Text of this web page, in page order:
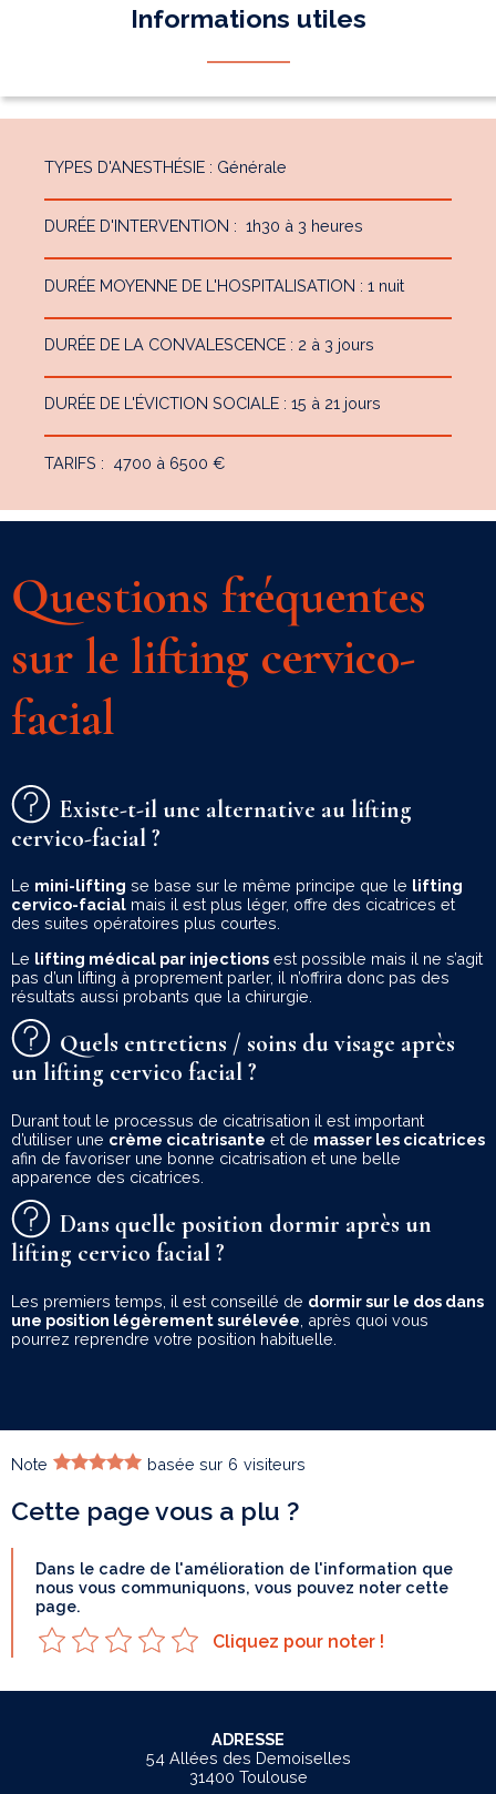
Informations utiles
TYPES D'ANESTHÉSIE : Générale
DURÉE D'INTERVENTION : 1h30 à 3 heures
DURÉE MOYENNE DE L'HOSPITALISATION : 1 nuit
DURÉE DE LA CONVALESCENCE : 2 à 3 jours
DURÉE DE L'ÉVICTION SOCIALE : 15 à 21 jours
TARIFS : 4700 à 6500 €
Questions fréquentes
sur le lifting cervico-
facial
Existe-t-il une alternative au lifting
cervico-facial ?
Le mini-lifting se base sur le même principe que le lifting
cervico-facial mais il est plus léger, offre des cicatrices et
des suites opératoires plus courtes.
Le lifting médical par injections est possible mais il ne s’agit
pas d’un lifting à proprement parler, il n’offrira donc pas des
résultats aussi probants que la chirurgie.
Quels entretiens / soins du visage après
un lifting cervico facial ?
Durant tout le processus de cicatrisation il est important
d’utiliser une crème cicatrisante et de masser les cicatrices
afin de favoriser une bonne cicatrisation et une belle
apparence des cicatrices.
Dans quelle position dormir après un
lifting cervico facial ?
Les premiers temps, il est conseillé de dormir sur le dos dans
une position légèrement surélevée , après quoi vous
pourrez reprendre votre position habituelle.
Note basée sur 6 visiteurs
Cette page vous a plu ?
Dans le cadre de l'amélioration de l'information que
nous vous communiquons, vous pouvez noter cette
page.
Cliquez pour noter !
ADRESSE
54 Allées des Demoiselles
31400 Toulouse